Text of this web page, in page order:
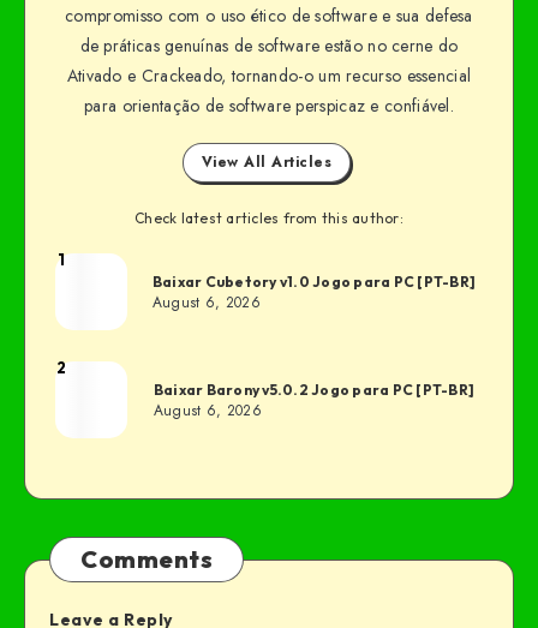
compromisso com o uso ético de software e sua defesa
de práticas genuínas de software estão no cerne do
Ativado e Crackeado, tornando-o um recurso essencial
para orientação de software perspicaz e confiável.
View All Articles
Check latest articles from this author:
1
Baixar Cubetory v1.0 Jogo para PC [PT-BR]
August 6, 2026
2
Baixar Barony v5.0.2 Jogo para PC [PT-BR]
August 6, 2026
Comments
Leave a Reply